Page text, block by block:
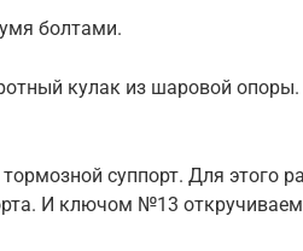
болтами.
кулак из шаровой
суппорт. Для этого
И ключом №13